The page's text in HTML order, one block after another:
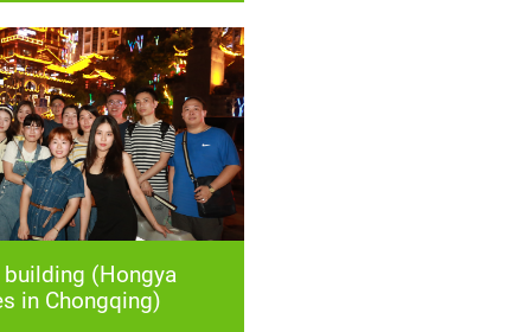
in Chongqing)